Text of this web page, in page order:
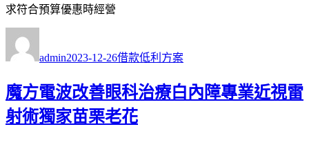
求符合預算優惠時經營
者
admin佈
期:
2023-12-26類
借款低利方案
魔方電波改善眼科治療白內障專業近視雷
射術獨家苗栗老花